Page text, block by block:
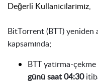
Değerli Kullanıcılarımız,
BitTorrent(BTT)yeniden
kapsamında;
BTT yatırma-
günü saat04:30